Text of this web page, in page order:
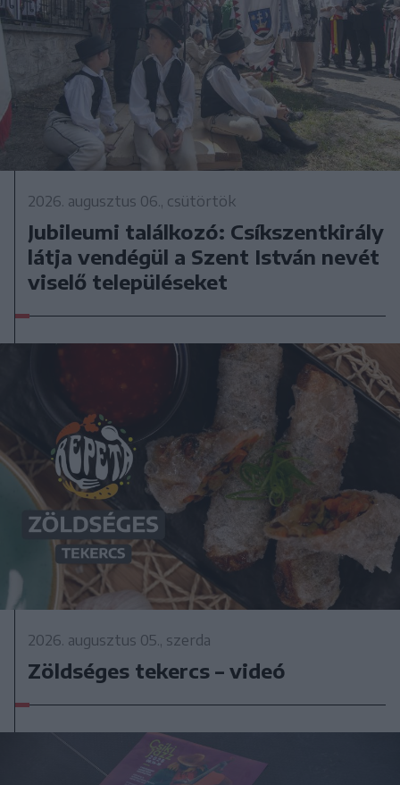
2026. augusztus 06., csütörtök
Jubileumi találkozó: Csíkszentkirály
látja vendégül a Szent István nevét
viselő településeket
2026. augusztus 05., szerda
Zöldséges tekercs – videó